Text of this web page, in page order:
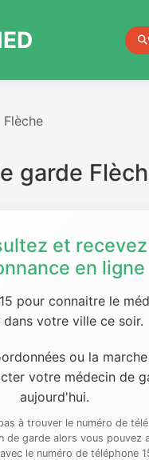
Flèche
garde
et
en ligne
15 pour connaitre le
dans votre ville ce soir.
ou la
votre médecin de
aujourd'hui.
à trouver le numéro de
de garde alors vous pouvez
le numéro de téléphone